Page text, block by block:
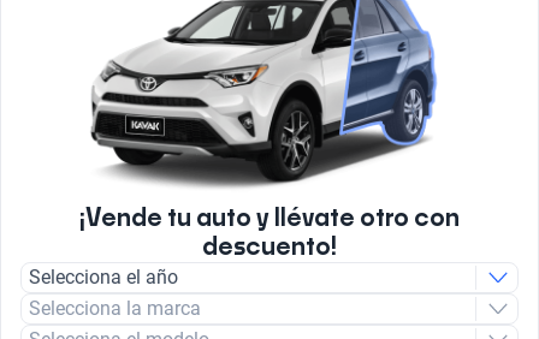
¡Vende tu auto y llévate otro con
descuento!
Selecciona el año
Selecciona la marca